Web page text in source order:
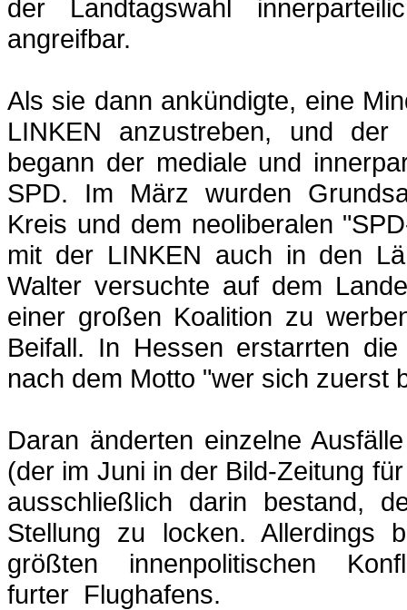
der Landtagswahl
angreifbar.
Als sie dann ankündigte, eine
LINKEN anzustreben, und der
begann der mediale und
SPD. Im März wurden
Kreis und dem neoliberalen
mit der LINKEN auch in den
Walter versuchte auf dem
einer großen Koalition zu
Beifall. In Hessen erstarrten
nach dem Motto "wer sich zuerst
Daran änderten einzelne
(der im Juni in der Bild-Zeitung
ausschließlich darin bestand,
Stellung zu locken. Allerdings
größten innenpolitischen
furter Flughafens.